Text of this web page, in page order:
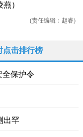
）
(责任编辑：赵睿)
点击排行榜
全保护令
出罕